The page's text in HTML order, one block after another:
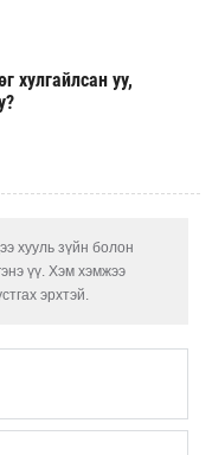
хулгайлсан уу,
хууль зүйн болон
үү. Хэм хэмжээ
эрхтэй.